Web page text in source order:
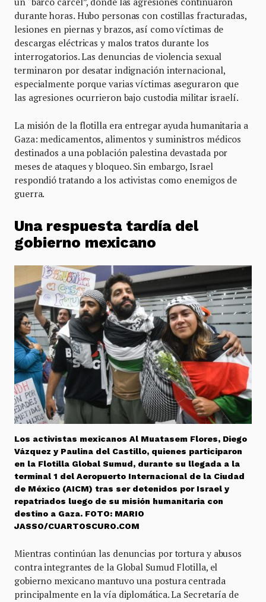
durante horas. Hubo personas con costillas fracturadas,
lesiones en piernas y brazos, así como víctimas de
descargas eléctricas y malos tratos durante los
interrogatorios. Las denuncias de violencia sexual
terminaron por desatar indignación internacional,
especialmente porque varias víctimas aseguraron que
las agresiones ocurrieron bajo custodia militar israelí.
La misión de la flotilla era entregar ayuda humanitaria a
Gaza: medicamentos, alimentos y suministros médicos
destinados a una población palestina devastada por
meses de ataques y bloqueo. Sin embargo, Israel
respondió tratando a los activistas como enemigos de
guerra.
Una respuesta tardía del
gobierno mexicano
Los activistas mexicanos Al Muatasem Flores, Diego
Vázquez y Paulina del Castillo, quienes participaron
en la Flotilla Global Sumud, durante su llegada a la
terminal 1 del Aeropuerto Internacional de la Ciudad
de México (AICM) tras ser detenidos por Israel y
repatriados luego de su misión humanitaria con
destino a Gaza. FOTO: MARIO
JASSO/CUARTOSCURO.COM
Mientras continúan las denuncias por tortura y abusos
contra integrantes de la Global Sumud Flotilla, el
gobierno mexicano mantuvo una postura centrada
principalmente en la vía diplomática. La Secretaría de